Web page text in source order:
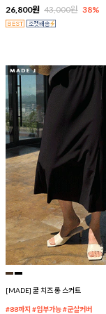
26,800원 43,000원 38%
[MADE] 쿨 치즈 롱 스커트
#88까지 #임부가능 #군살커버